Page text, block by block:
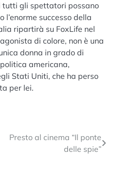
tutti gli spettatori possano
l’enorme successo della
ripartirà su FoxLife nel
di colore, non è una
donna in grado di
americana,
Stati Uniti, che ha perso
per lei.
Presto al cinema “Il ponte
delle spie”